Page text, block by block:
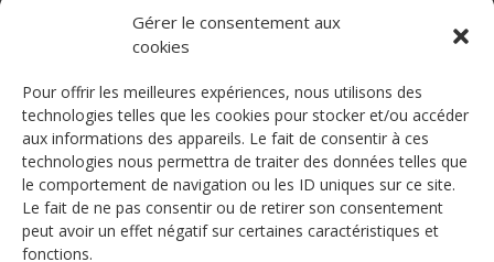
Gérer le consentement aux
cookies
Pour offrir les meilleures expériences, nous utilisons des
technologies telles que les cookies pour stocker et/ou accéder
aux informations des appareils. Le fait de consentir à ces
technologies nous permettra de traiter des données telles que
le comportement de navigation ou les ID uniques sur ce site.
Le fait de ne pas consentir ou de retirer son consentement
peut avoir un effet négatif sur certaines caractéristiques et
fonctions.
Service technique
Sécurité publique